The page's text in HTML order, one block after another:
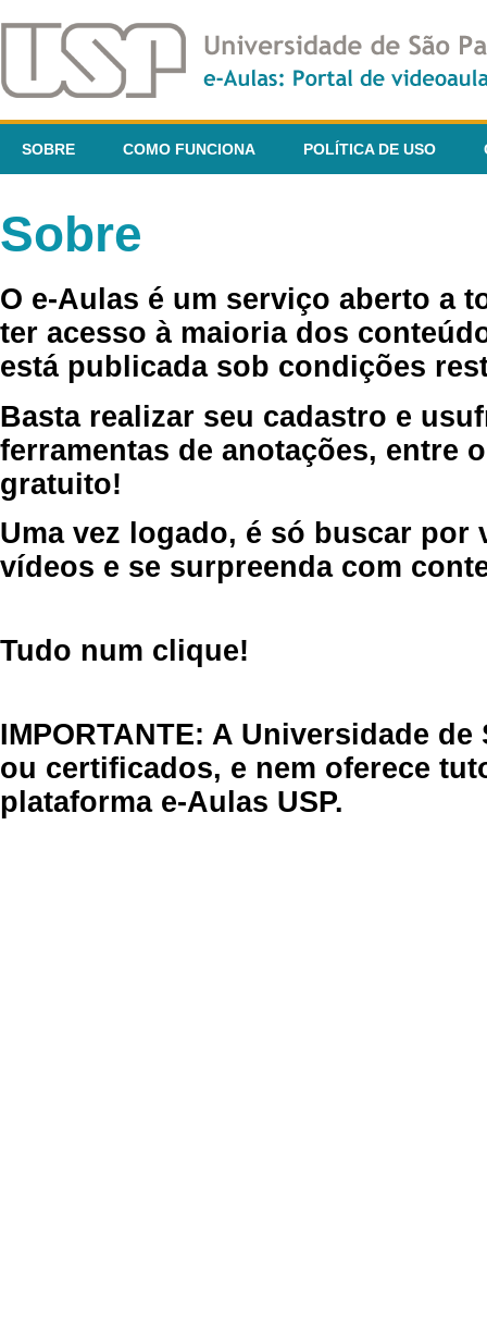
SOBRE COMO FUNCIONA POLÍTICA DE USO
Sobre
O e-Aulas é um serviço aberto a
ter acesso à maioria dos
está publicada sob condições
Basta realizar seu cadastro e
ferramentas de anotações, entre
gratuito!
Uma vez logado, é só buscar por
vídeos e se surpreenda com
Tudo num clique!
IMPORTANTE: A Universidade
ou certificados, e nem oferece
plataforma e-Aulas USP.